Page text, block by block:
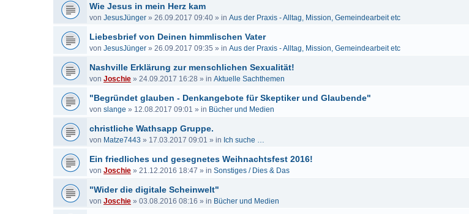
Wie Jesus in mein Herz kam
von JesusJünger » 26.09.2017 09:40 » in Aus der Praxis - Alltag, Mission, Gemeindearbeit etc
Liebesbrief von Deinen himmlischen Vater
von JesusJünger » 26.09.2017 09:35 » in Aus der Praxis - Alltag, Mission, Gemeindearbeit etc
Nashville Erklärung zur menschlichen Sexualität!
von Joschie » 24.09.2017 16:28 » in Aktuelle Sachthemen
"Begründet glauben - Denkangebote für Skeptiker und Glaubende"
von slange » 12.08.2017 09:01 » in Bücher und Medien
christliche Wathsapp Gruppe.
von Matze7443 » 17.03.2017 09:01 » in Ich suche …
Ein friedliches und gesegnetes Weihnachtsfest 2016!
von Joschie » 21.12.2016 18:47 » in Sonstiges / Dies & Das
"Wider die digitale Scheinwelt"
von Joschie » 03.08.2016 08:16 » in Bücher und Medien